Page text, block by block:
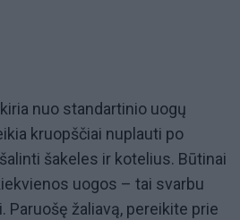
nuo standartinio uogų
kruopščiai nuplauti po
šakeles ir kotelius. Būtinai
uogos – tai svarbu
Paruošę žaliavą, pereikite prie